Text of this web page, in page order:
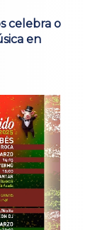
celebra o
en